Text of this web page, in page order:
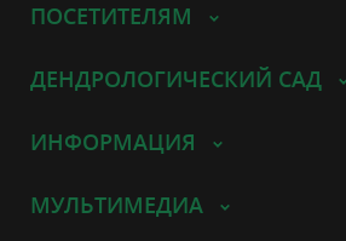
ПОСЕТИТЕЛЯМ
ДЕНДРОЛОГИЧЕСКИЙ САД
ИНФОРМАЦИЯ
МУЛЬТИМЕДИА